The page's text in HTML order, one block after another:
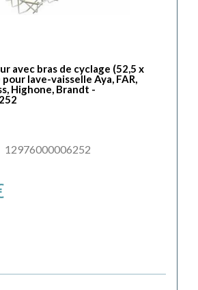
avec bras de cyclage (52,5 x
pour lave-vaisselle Aya, FAR,
Highone, Brandt -
12976000006252